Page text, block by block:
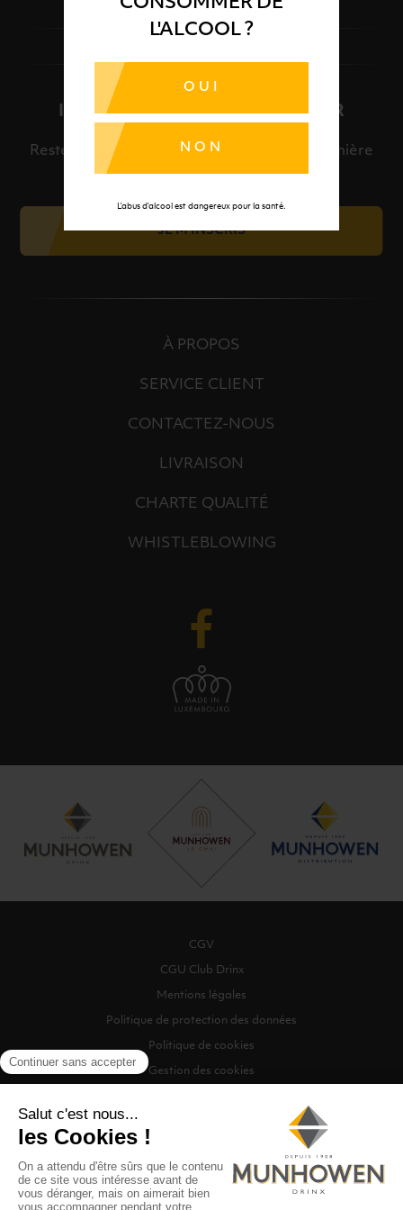
CONSOMMER DE
L'ALCOOL ?
OUI
NON
L’abus d’alcool est dangereux pour la santé.
INSCRIPTION À LA NEWSLETTER
Restez informé et découvrez en avant-première
nos meilleures offres et nos actualités.
JE M'INSCRIS
À PROPOS
SERVICE CLIENT
CONTACTEZ-NOUS
LIVRAISON
CHARTE QUALITÉ
WHISTLEBLOWING
CGV
CGU Club Drinx
Mentions légales
Politique de protection des données
Politique de cookies
Gestion des cookies
©2026 Munhowen Drinx / Tous droits réservés
Digitalised by